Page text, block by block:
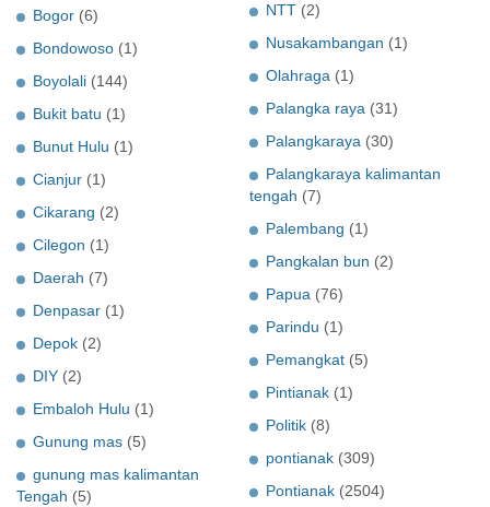
Bogor (6)
Bondowoso (1)
Boyolali (144)
Bukit batu (1)
Bunut Hulu (1)
Cianjur (1)
Cikarang (2)
Cilegon (1)
Daerah (7)
Denpasar (1)
Depok (2)
DIY (2)
Embaloh Hulu (1)
Gunung mas (5)
gunung mas kalimantan
Tengah (5)
NTT (2)
Nusakambangan (1)
Olahraga (1)
Palangka raya (31)
Palangkaraya (30)
Palangkaraya kalimantan
tengah (7)
Palembang (1)
Pangkalan bun (2)
Papua (76)
Parindu (1)
Pemangkat (5)
Pintianak (1)
Politik (8)
pontianak (309)
Pontianak (2504)